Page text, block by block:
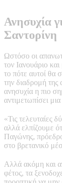
Ανησυχία
Σαντορίνη
Ωστόσο οι
τον Ιανουάριο
το πότε αυτοί θα
την διαδρομή της
ανησυχία η πιο
αντιμετωπίσει
«Τις τελευταίες
αλλά ελπίζουμε
Παγώνης,
στο βρετανικό
Αλλά ακόμη και
φέτος, τα